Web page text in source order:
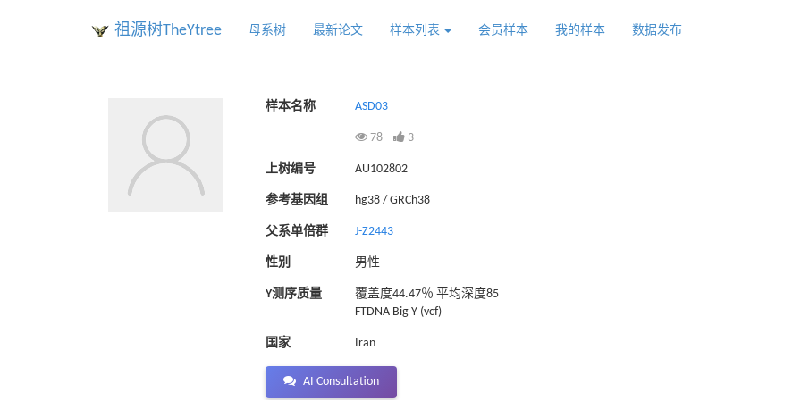
祖源树TheYtree 母系树 最新论文 样本列表 会员样本 我的样本 数据发布
样本名称 ASD03
78 3
上树编号 AU102802
参考基因组 hg38 / GRCh38
父系单倍群 J-Z2443
性别 男性
Y测序质量
覆盖度44.47％ 平均深度85
FTDNA Big Y (vcf)
国家 Iran
AI Consultation